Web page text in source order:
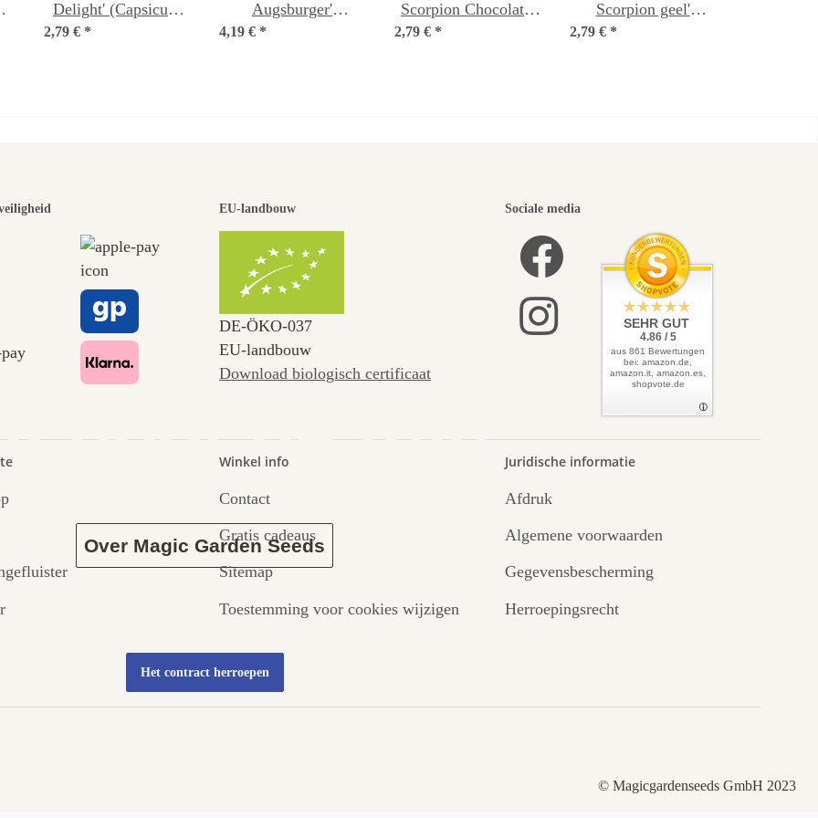
Delight' (Capsicum
baccatum) bio-zaad
2,79 € *
Augsburger'
(Capsicum annuum)
4,19 € *
Scorpion Chocolate'
(Capsicum chinense)
2,79 € *
Scorpion geel'
(Capsicum chinense)
2,79 € *
van de mooiste
naar onszelf
door de tuin.
Over Magic Garden Seeds
EU-landbouw
DE‑ÖKO‑037
EU-landbouw
Download biologisch certificaat
Sociale media
SEHR GUT
4.86 / 5
aus 861 Bewertungen
bei: amazon.de,
amazon.it, amazon.es,
shopvote.de
Winkel info
Contact
Gratis cadeaus
Sitemap
Toestemming voor cookies wijzigen
Juridische informatie
Afdruk
Algemene voorwaarden
Gegevensbescherming
Herroepingsrecht
Het contract herroepen
© Magicgardenseeds GmbH 2023